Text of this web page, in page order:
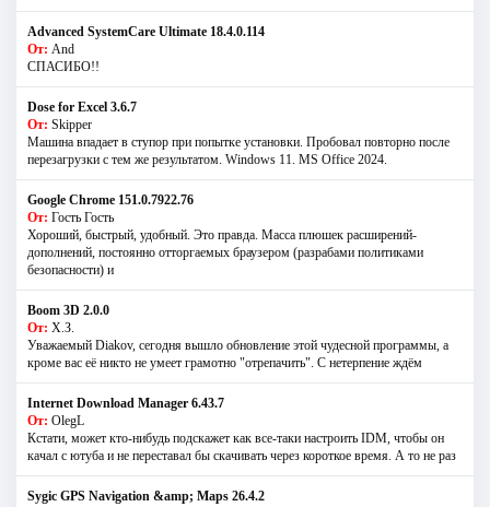
Advanced SystemCare Ultimate 18.4.0.114
От: And
СПАСИБО!!
Dose for Excel 3.6.7
От: Skipper
Машина впадает в ступор при попытке установки. Пробовал повторно после
перезагрузки с тем же результатом. Windows 11. MS Offiсe 2024.
Google Chrome 151.0.7922.76
От: Гость Гость
Хороший, быстрый, удобный. Это правда. Масса плюшек расширений-
дополнений, постоянно отторгаемых браузером (разрабами политиками
безопасности) и
Boom 3D 2.0.0
От: Х.З.
Уважаемый Diakov, сегодня вышло обновление этой чудесной программы, а
кроме вас её никто не умеет грамотно "отрепачить". С нетерпение ждём
Internet Download Manager 6.43.7
От: OlegL
Кстати, может кто-нибудь подскажет как все-таки настроить IDM, чтобы он
качал с ютуба и не переставал бы скачивать через короткое время. А то не раз
Sygic GPS Navigation &amp; Maps 26.4.2